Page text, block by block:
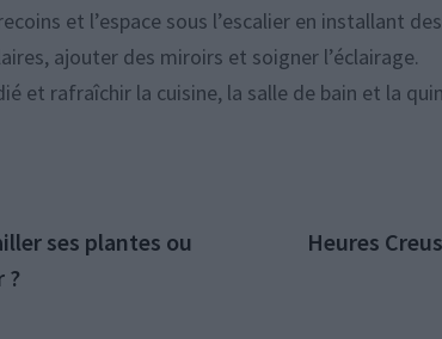
et l’espace sous l’escalier en installant
ajouter des miroirs et soigner l’éclairage.
et rafraîchir la cuisine, la salle de bain et la
:
ses plantes ou
?
Heures